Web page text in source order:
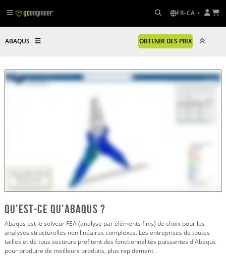
FR-CA
ABAQUS OBTENIR DES PRIX
Qu'est-ce qu'Abaqus ?
Abaqus est le solveur FEA (analyse par éléments finis) de choix pour les
analyses structurelles non linéaires complexes. Les entreprises de toutes
tailles et de tous secteurs profitent des fonctionnalités puissantes d'Abaqus
pour produire de meilleurs produits, plus rapidement.